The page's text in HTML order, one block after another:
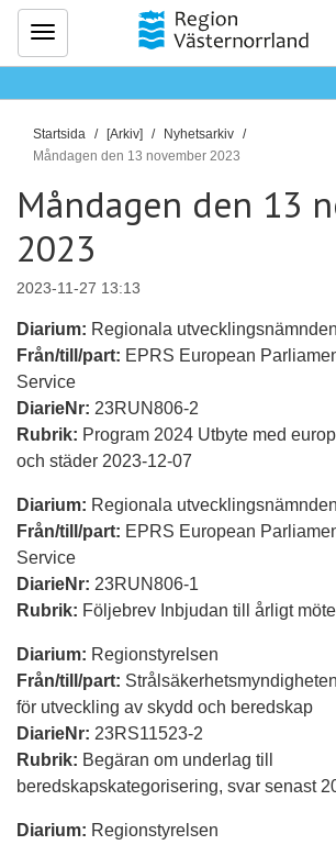
Meny
D
u
ä
r
h
ä
r
:
Startsida [Arkiv]
Nyhetsarkiv
Måndagen den 13 november 2023
Måndagen den 13
2023
2023-11-27 13:13
Diarium: Regionala utvecklingsnämnden
Från/till/part: EPRS European
Service
DiarieNr: 23RUN806-2
Rubrik: Program 2024 Utbyte med
och städer 2023-12-07
Diarium: Regionala utvecklingsnämnden
Från/till/part: EPRS European
Service
DiarieNr: 23RUN806-1
Rubrik: Följebrev Inbjudan till årligt
Diarium: Regionstyrelsen
Från/till/part:
för utveckling av skydd och beredskap
DiarieNr: 23RS11523-2
Rubrik: Begäran om underlag till
beredskapskategorisering, svar senast
Diarium: Regionstyrelsen